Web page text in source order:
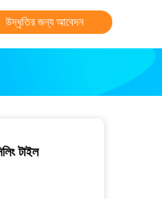
উদ্ধৃতির জন্য আবেদন
টাইল